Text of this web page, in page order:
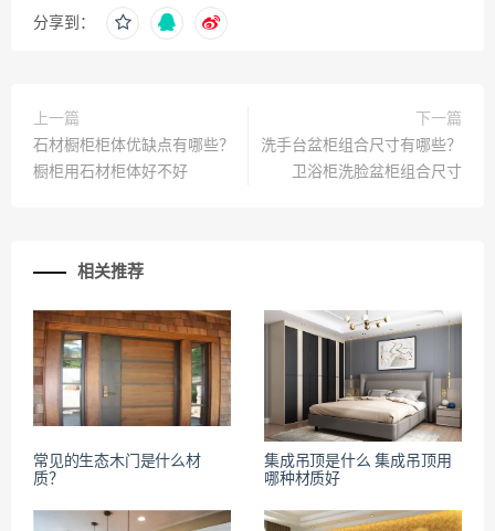
分享到：
上一篇
石材橱柜柜体优缺点有哪些？
橱柜用石材柜体好不好
下一篇
洗手台盆柜组合尺寸有哪些？
卫浴柜洗脸盆柜组合尺寸
相关推荐
常见的生态木门是什么材
质？
集成吊顶是什么 集成吊顶用
哪种材质好